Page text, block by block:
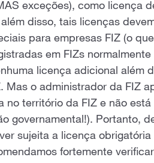
exceções), como licença
disso, tais licenças
para empresas FIZ (o
em FIZs
licença adicional além
Mas o administrador da FIZ
no território da FIZ e não
governamental!). Portanto,
sujeita a licença
fortemente